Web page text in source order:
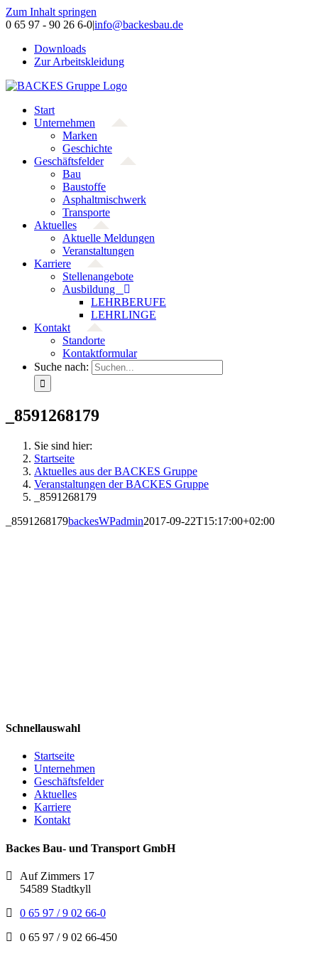
Zum Inhalt springen
0 65 97 - 90 26 6-0|info@backesbau.de
Downloads
Zur Arbeitskleidung
Start
Unternehmen
Marken
Geschichte
Geschäftsfelder
Bau
Baustoffe
Asphaltmischwerk
Transporte
Aktuelles
Aktuelle Meldungen
Veranstaltungen
Karriere
Stellenangebote
Ausbildung
LEHRBERUFE
LEHRLINGE
Kontakt
Standorte
Kontaktformular
Suche nach:
_8591268179
Sie sind hier:
Startseite
Aktuelles aus der BACKES Gruppe
Veranstaltungen der BACKES Gruppe
_8591268179
_8591268179backesWPadmin2017-09-22T15:17:00+02:00
Schnellauswahl
Startseite
Unternehmen
Geschäftsfelder
Aktuelles
Karriere
Kontakt
Backes Bau- und Transport GmbH
Auf Zimmers 17
54589 Stadtkyll
0 65 97 / 9 02 66-0
0 65 97 / 9 02 66-450